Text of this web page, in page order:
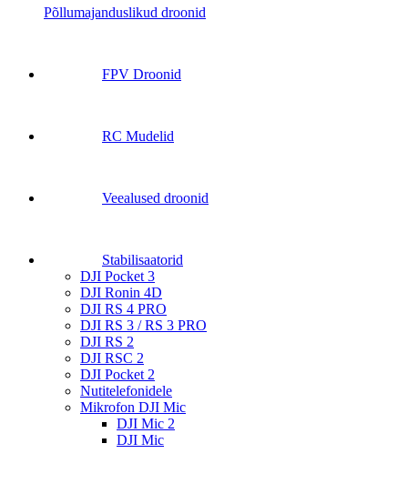
Põllumajanduslikud droonid
FPV Droonid
RC Mudelid
Veealused droonid
Stabilisaatorid
DJI Pocket 3
DJI Ronin 4D
DJI RS 4 PRO
DJI RS 3 / RS 3 PRO
DJI RS 2
DJI RSC 2
DJI Pocket 2
Nutitelefonidele
Mikrofon DJI Mic
DJI Mic 2
DJI Mic